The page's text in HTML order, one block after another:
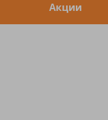
Акции